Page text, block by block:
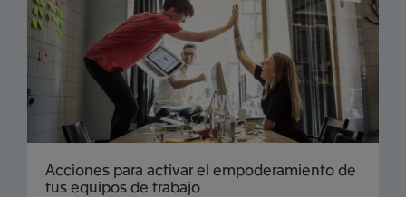
Acciones para activar el empoderamiento de
tus equipos de trabajo